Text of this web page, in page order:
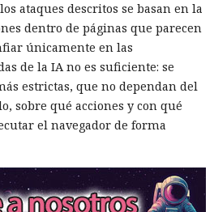
ataques descritos se basan en la
dentro de páginas que parecen
únicamente en las
de la IA no es suficiente: se
estrictas, que no dependan del
sobre qué acciones y con qué
el navegador de forma